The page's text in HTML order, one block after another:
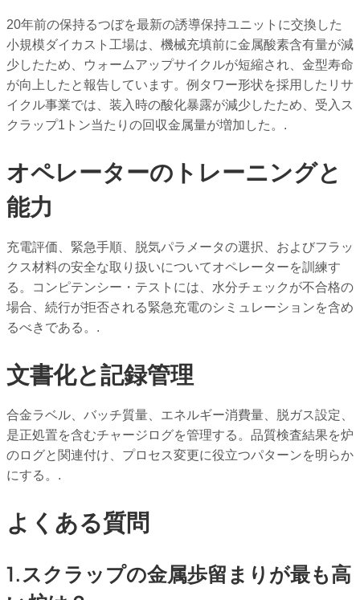
20年前の保持るつぼを最新の誘導保持ユニットに交換した
小規模ダイカスト工場は、機械充填前に金属酸素含有量が減
少したため、ウォームアップサイクルが短縮され、金型寿命
が向上したと報告しています。例タワー形状を採用したリサ
イクル事業では、装入時の酸化暴露が減少したため、受入ス
クラップ1トン当たりの回収金属量が増加した。.
オペレーターのトレーニングと
能力
充電評価、緊急手順、脱気パラメータの選択、およびフラッ
クス材料の安全な取り扱いについてオペレーターを訓練す
る。コンピテンシー・テストには、水分チェックが不合格の
場合、続行が拒否される緊急充電のシミュレーションを含め
るべきである。.
文書化と記録管理
合金ラベル、バッチ質量、エネルギー消費量、脱ガス設定、
是正処置を含むチャージログを管理する。品質検査結果を炉
のログと関連付け、プロセス変更に役立つパターンを明らか
にする。.
よくある質問
1.スクラップの金属歩留まりが最も高